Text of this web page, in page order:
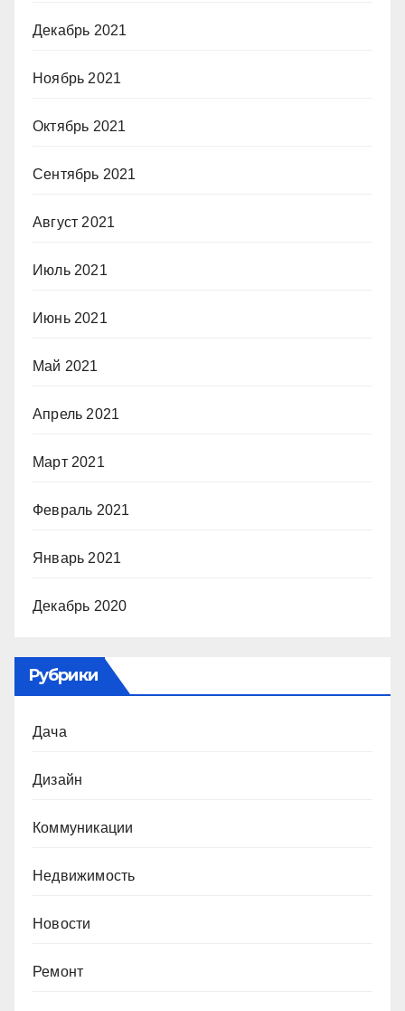
Декабрь 2021
Ноябрь 2021
Октябрь 2021
Сентябрь 2021
Август 2021
Июль 2021
Июнь 2021
Май 2021
Апрель 2021
Март 2021
Февраль 2021
Январь 2021
Декабрь 2020
Рубрики
Дача
Дизайн
Коммуникации
Недвижимость
Новости
Ремонт